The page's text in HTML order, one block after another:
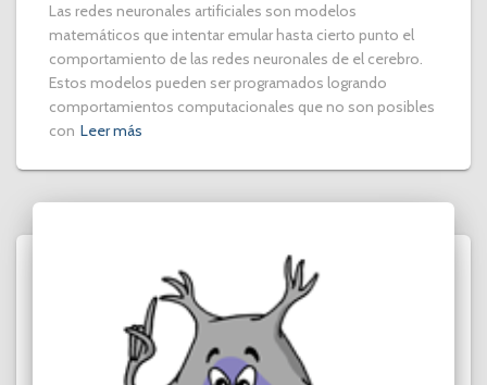
Las redes neuronales artificiales son modelos
matemáticos que intentar emular hasta cierto punto el
comportamiento de las redes neuronales de el cerebro.
Estos modelos pueden ser programados logrando
comportamientos computacionales que no son posibles
con Leer más